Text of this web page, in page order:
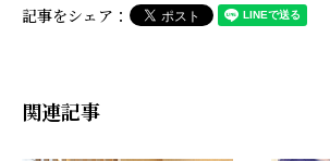
記事をシェア：
関連記事